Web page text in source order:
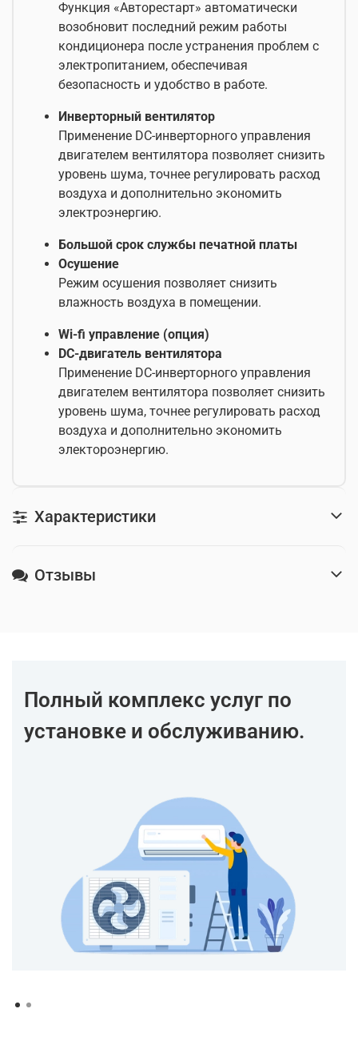
Функция «Авторестарт» автоматически
возобновит последний режим работы
кондиционера после устранения проблем с
электропитанием, обеспечивая
безопасность и удобство в работе.
Инверторный вентилятор
Применение DC-инверторного управления
двигателем вентилятора позволяет снизить
уровень шума, точнее регулировать расход
воздуха и дополнительно экономить
электроэнергию.
Большой срок службы печатной платы
Осушение
Режим осушения позволяет снизить
влажность воздуха в помещении.
Wi-fi управление (опция)
DC-двигатель вентилятора
Применение DC-инверторного управления
двигателем вентилятора позволяет снизить
уровень шума, точнее регулировать расход
воздуха и дополнительно экономить
электороэнергию.
Характеристики
Отзывы
Полный комплекс услуг по
установке и обслуживанию.